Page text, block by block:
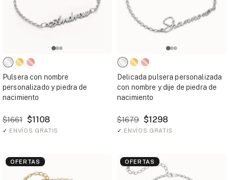
Pulsera con nombre
personalizado y piedra de
nacimiento
$1661 $1108
✓ ENVÍOS GRATIS
Delicada pulsera personalizada
con nombre y dije de piedra de
nacimiento
$1679 $1298
✓ ENVÍOS GRATIS
OFERTAS OFERTAS